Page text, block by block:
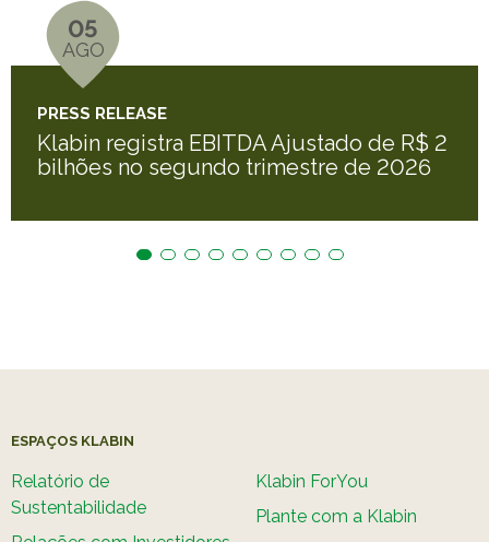
05
AGO
PRESS RELEASE
Klabin registra EBITDA Ajustado de R$ 2
bilhões no segundo trimestre de 2026
ESPAÇOS KLABIN
Relatório de
Sustentabilidade
Klabin ForYou
Plante com a Klabin